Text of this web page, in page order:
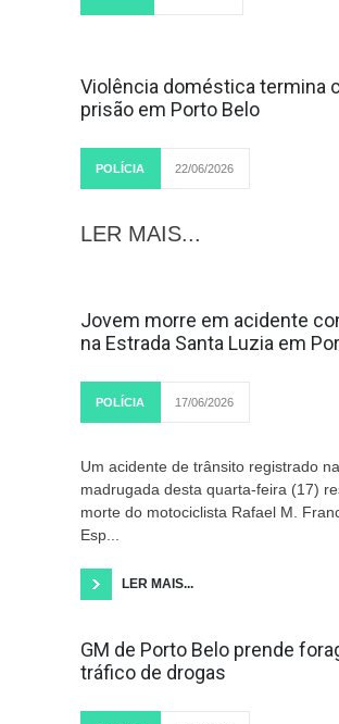
Violência doméstica termina
prisão em Porto Belo
POLÍCIA 22/06/2026
LER MAIS...
Jovem morre em acidente
na Estrada Santa Luzia em
POLÍCIA 17/06/2026
Um acidente de trânsito registrado na
madrugada desta quarta-feira (17)
morte do motociclista Rafael M.
Esp...
LER MAIS...
GM de Porto Belo prende
tráfico de drogas